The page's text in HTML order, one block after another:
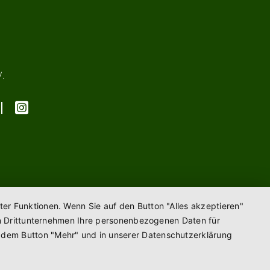
Funktionen. Wenn Sie auf den Button "Alles akzeptieren"
Ihre personenbezogenen Daten für
Button "Mehr" und in unserer Datenschutzerklärung